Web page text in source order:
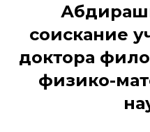
соискание
доктора
физико-